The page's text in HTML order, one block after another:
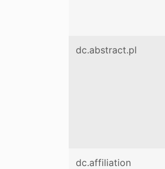
dc.abstract.pl
dc.affiliation